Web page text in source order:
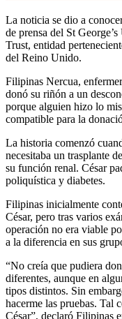
La noticia se dio a
de prensa del St
Trust, entidad
del Reino Unido.
Filipinas Nercua,
donó su riñón a un
porque alguien hizo lo
compatible para la
La historia comenzó
necesitaba un trasplante
su función renal. César
poliquística y diabetes.
Filipinas inicialmente
César, pero tras varios
operación no era viable
a la diferencia en sus
“No creía que pudiera
diferentes, aunque en
tipos distintos. Sin
hacerme las pruebas. Tal
César”, declaró Filipinas